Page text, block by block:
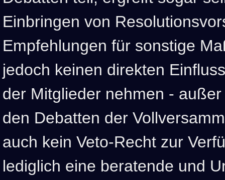
Einbringen von
Empfehlungen für sonstige
jedoch keinen direkten
der Mitglieder nehmen -
den Debatten der
auch kein Veto-Recht zur
lediglich eine beratende und